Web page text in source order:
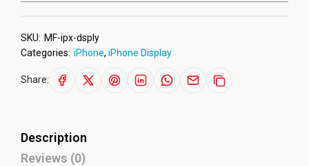
SKU: MF-ipx-dsply
Categories: iPhone, iPhone Display
Share:
Description
Reviews (0)